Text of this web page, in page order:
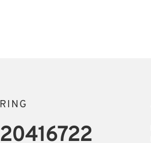
RING
20416722